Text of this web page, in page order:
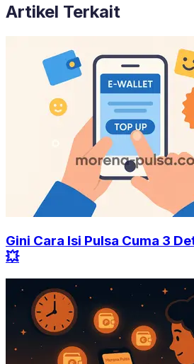
Artikel Terkait
Gini Cara Isi Pulsa Cuma 3
💥